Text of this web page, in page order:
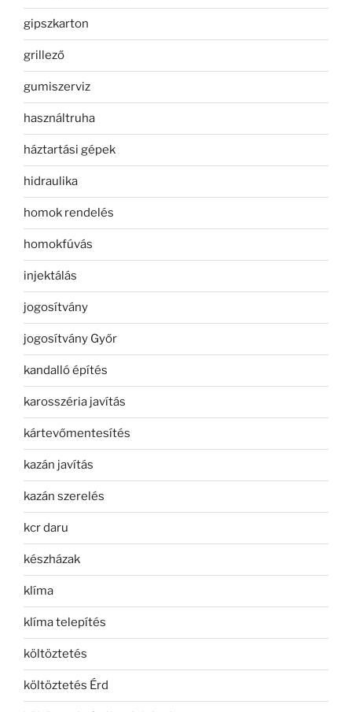
gipszkarton
grillező
gumiszerviz
használtruha
háztartási gépek
hidraulika
homok rendelés
homokfúvás
injektálás
jogosítvány
jogosítvány Győr
kandalló építés
karosszéria javítás
kártevőmentesítés
kazán javítás
kazán szerelés
kcr daru
készházak
klíma
klíma telepítés
költöztetés
költöztetés Érd